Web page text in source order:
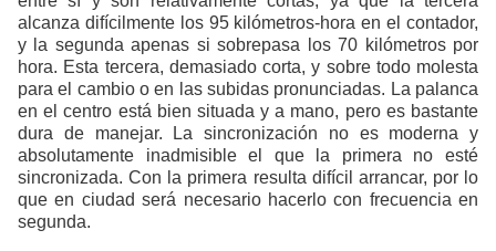
alcanza difícilmente los 95 kilómetros-hora en el contador,
y la segunda apenas si sobrepasa los 70 kilómetros por
hora. Esta tercera, demasiado corta, y sobre todo molesta
para el cambio o en las subidas pronunciadas. La palanca
en el centro está bien situada y a mano, pero es bastante
dura de manejar. La sincronización no es moderna y
absolutamente inadmisible el que la primera no esté
sincronizada. Con la primera resulta difícil arrancar, por lo
que en ciudad será necesario hacerlo con frecuencia en
segunda.